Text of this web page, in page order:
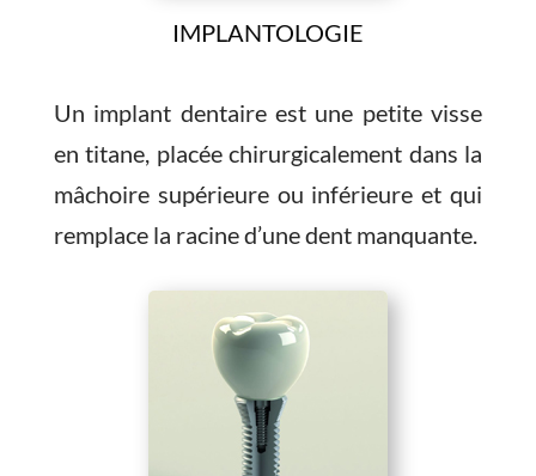
IMPLANTOLOGIE
Un implant dentaire est une petite visse
en titane, placée chirurgicalement dans la
mâchoire supérieure ou inférieure et qui
remplace la racine d’une dent manquante.